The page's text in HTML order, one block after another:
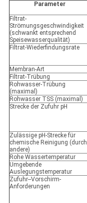
Parameter
Filtrat-
Strömungsgeschwindigkeit
(schwankt entsprechend
Speisewasserqualität)
Filtrat-Wiederfindungsrate
Membran-Art
Filtrat-Trübung
Rohwasser-Trübung
(maximal)
Rohwasser TSS (maximal)
Strecke der Zufuhr pH
Zulässige pH-Strecke für
chemische Reinigung (durch
andere)
Rohe Wassertemperatur
Umgebende
Auslegungstemperatur
Zufuhr--Vorschirm-
Anforderungen